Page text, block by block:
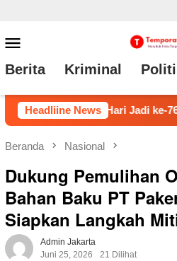
ke
konten
Mobile
Berita Kriminal
Headliine News
ke-81 RI, 28 Tim OPD Ikuti
Beranda Nasional
Dukung Pemulihan
Bahan Baku PT
Siapkan Langkah
Admin Jakarta
Juni 25, 2026
21 Dilihat